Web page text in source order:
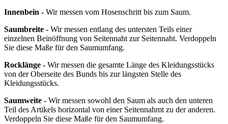
Innenbein - Wir messen vom Hosenschritt bis zum Saum.
Saumbreite - Wir messen entlang des untersten Teils einer
einzelnen Beinöffnung von Seitennaht zur Seitennaht. Verdoppeln
Sie diese Maße für den Saumumfang.
Rocklänge - Wir messen die gesamte Länge des Kleidungsstücks
von der Oberseite des Bunds bis zur längsten Stelle des
Kleidungsstücks.
Saumweite - Wir messen sowohl den Saum als auch den unteren
Teil des Artikels horizontal von einer Seitennahmt zu der anderen.
Verdoppeln Sie diese Maße für den Saumumfang.